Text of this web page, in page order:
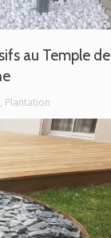
au Temple de
, Plantation